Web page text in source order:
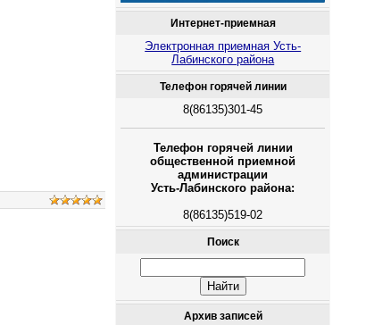
Интернет-приемная
Электронная приемная Усть-
Лабинского района
Телефон горячей линии
8(86135)301-45
Телефон горячей линии
общественной приемной
администрации
Усть-Лабинского района:
8(86135)519-02
Поиск
Архив записей